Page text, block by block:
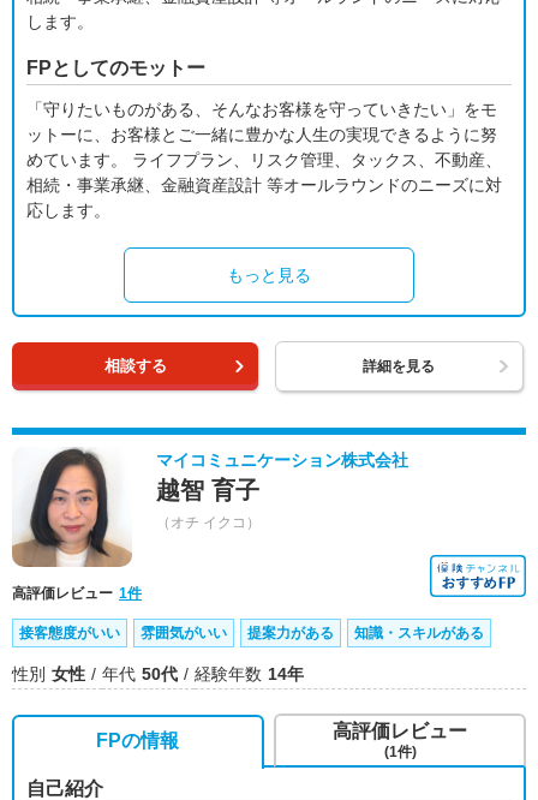
します。
FPとしてのモットー
「守りたいものがある、そんなお客様を守っていきたい」をモ
ットーに、お客様とご一緒に豊かな人生の実現できるように努
めています。 ライフプラン、リスク管理、タックス、不動産、
相続・事業承継、金融資産設計 等オールラウンドのニーズに対
応します。
もっと見る
相談する 詳細を見る
マイコミュニケーション株式会社
越智 育子
（オチ イクコ）
高評価レビュー 1件
接客態度がいい 雰囲気がいい 提案力がある 知識・スキルがある
性別 女性 年代 50代 経験年数 14年
FPの情報
自己紹介
高評価レビュー
(1件)